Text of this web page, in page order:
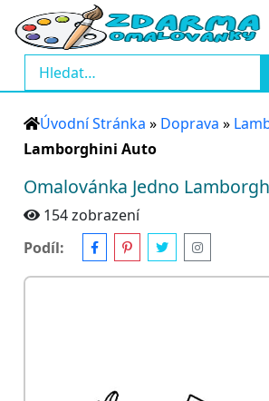
Úvodní Stránka » Doprava »
Lamborghini Auto
Omalovánka Jedno
154 zobrazení
Podíl: